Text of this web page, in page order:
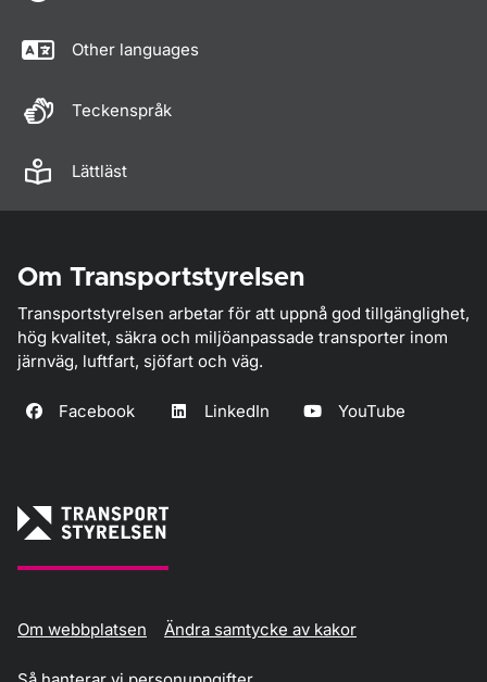
Other languages
Teckenspråk
Lättläst
Om Transportstyrelsen
Transportstyrelsen arbetar för att uppnå god tillgänglighet,
hög kvalitet, säkra och miljöanpassade transporter inom
järnväg, luftfart, sjöfart och väg.
Facebook LinkedIn YouTube
Om webbplatsen Ändra samtycke av kakor